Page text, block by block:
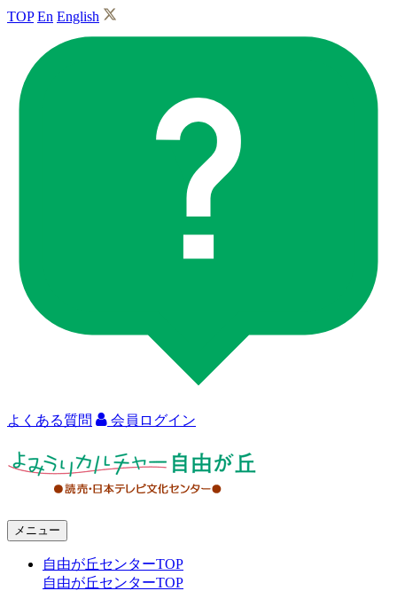
TOP En English
よくある質問 会員ログイン
メニュー
自由が丘センターTOP
自由が丘センターTOP